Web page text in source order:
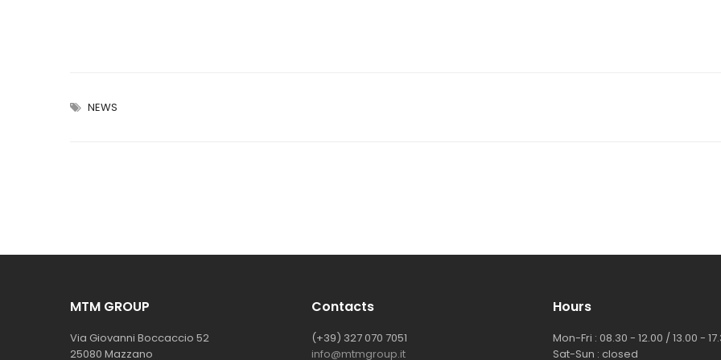
NEWS
MTM GROUP
Via Giovanni Boccaccio 52
25080 Mazzano
Contacts
(+39) 327 070 7051
info@mtmgroup.it
Hours
Mon-Fri : 08.30 - 12.00 / 13.00 -
Sat-Sun : closed